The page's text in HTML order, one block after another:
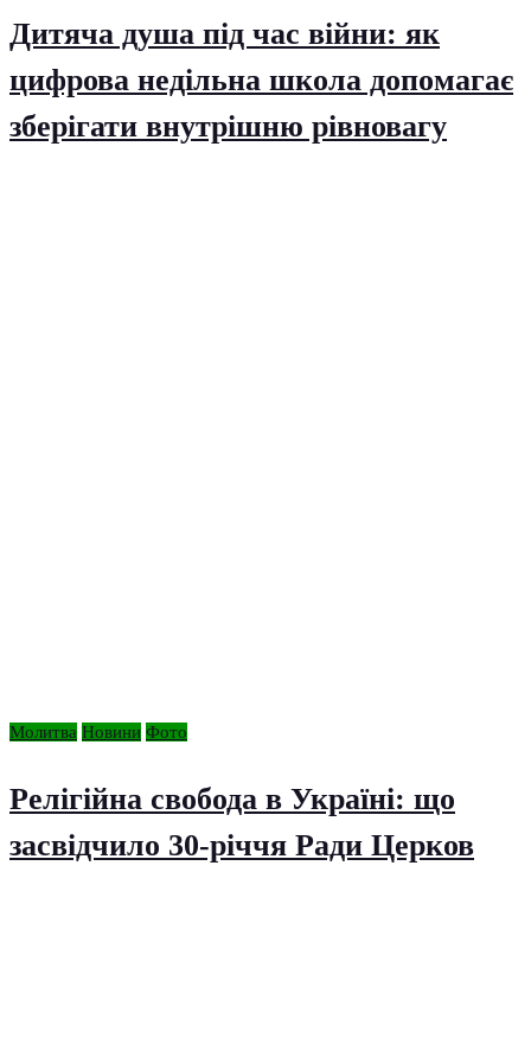
Дитяча душа під час війни: як
цифрова недільна школа допомагає
зберігати внутрішню рівновагу
Молитва Новини Фото
Релігійна свобода в Україні: що
засвідчило 30-річчя Ради Церков